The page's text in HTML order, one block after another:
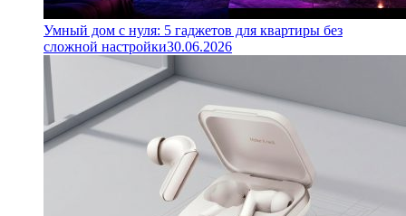
Умный дом с нуля: 5 гаджетов для квартиры без
сложной настройки30.06.2026